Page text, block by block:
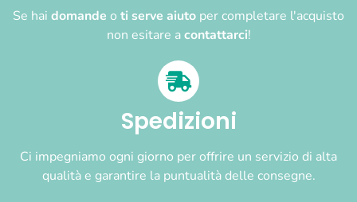
Se hai domande o ti serve aiuto per completare l'acquisto
non esitare acontattarci!
Spedizioni
Ci impegniamo ogni giorno per offrire un servizio di alta
qualità e garantire la puntualità delle consegne.